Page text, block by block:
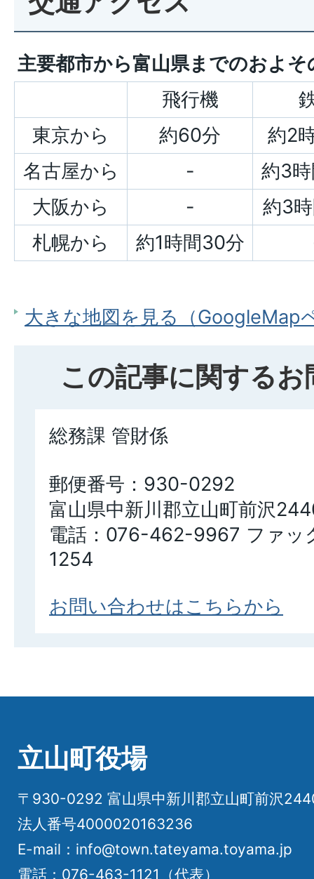
主要都市から富山県までのおよそ
飛行機
東京から
約60分
約2
名古屋から
-
約3
大阪から
-
約3
札幌から
約1時間30分
大きな地図を見る（GoogleMap
この記事に関する
総務課 管財係
郵便番号：930-0292
富山県中新川郡立山町前沢
電話：076-462-9967 ファ
1254
お問い合わせはこちらから
立山町役場
〒930-0292 富山県中新川郡立山町前沢
法人番号4000020163236
E-mail：info@town.tateyama.toyama.jp
電話：076-463-1121（代表）